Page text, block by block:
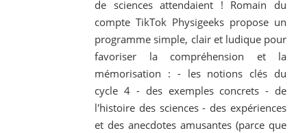
de sciences attendaient ! Romain du
compte TikTok Physigeeks propose un
programme simple, clair et ludique pour
favoriser la compréhension et la
mémorisation : - les notions clés du
cycle 4 - des exemples concrets - de
l'histoire des sciences - des expériences
et des anecdotes amusantes (parce que